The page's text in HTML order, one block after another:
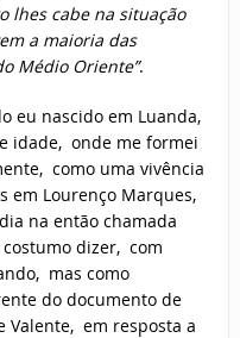
lhes cabe na situação
a maioria das
Médio Oriente”.
eu nascido em Luanda,
idade, onde me formei
como uma vivência
em Lourenço Marques,
na então chamada
dizer, com
mas como
do documento de
Valente, em resposta a